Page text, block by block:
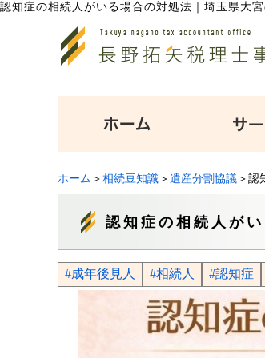
認知症の相続人がいる場合の対処法 埼玉県大
ホーム ＞ 相続豆知識 ＞ 遺産分割協議 ＞認
認知症の相続人が
#成年後見人 #相続人 #認知症